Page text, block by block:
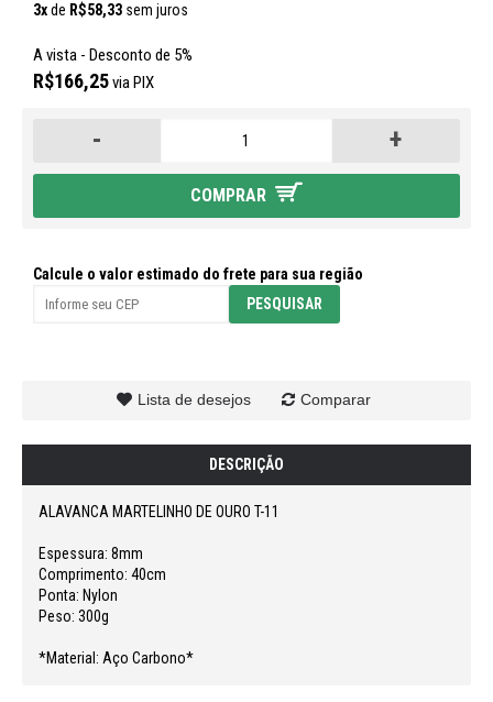
3xde R$58,33 sem juros
A vista - Desconto de 5%
R$166,25via PIX
- +
COMPRAR
Calcule o valor estimado do frete para sua região
Lista de desejos Comparar
DESCRIÇÃO
ALAVANCA MARTELINHO DE OURO T-11
Espessura: 8mm
Comprimento: 40cm
Ponta: Nylon
Peso: 300g
*Material: Aço Carbono*